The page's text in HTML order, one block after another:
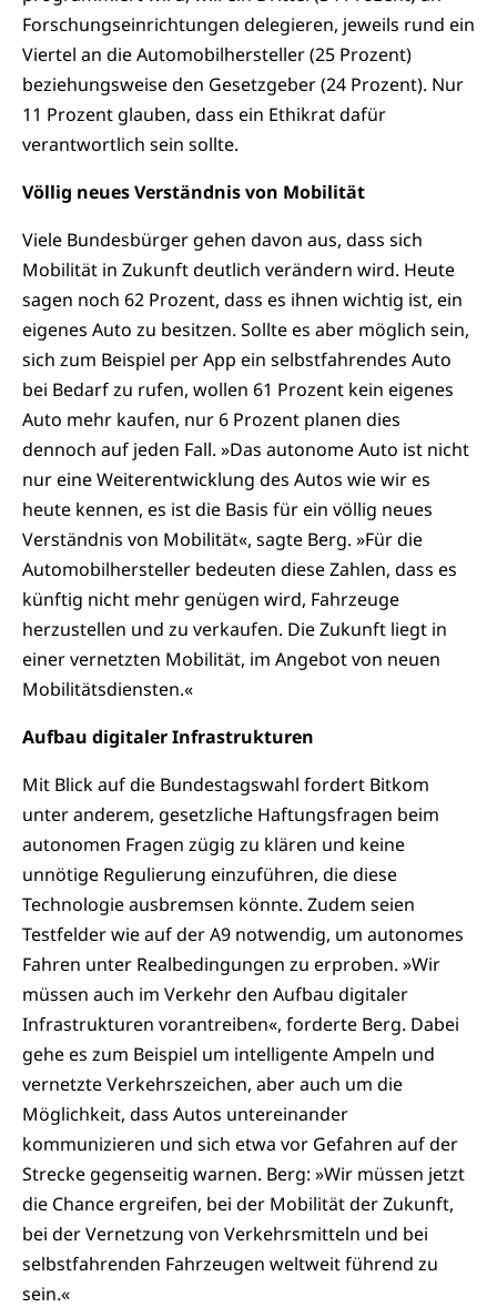
Forschungseinrichtungen delegieren, jeweils rund ein
Viertel an die Automobilhersteller (25 Prozent)
beziehungsweise den Gesetzgeber (24 Prozent). Nur
11 Prozent glauben, dass ein Ethikrat dafür
verantwortlich sein sollte.
Völlig neues Verständnis von Mobilität
Viele Bundesbürger gehen davon aus, dass sich
Mobilität in Zukunft deutlich verändern wird. Heute
sagen noch 62 Prozent, dass es ihnen wichtig ist, ein
eigenes Auto zu besitzen. Sollte es aber möglich sein,
sich zum Beispiel per App ein selbstfahrendes Auto
bei Bedarf zu rufen, wollen 61 Prozent kein eigenes
Auto mehr kaufen, nur 6 Prozent planen dies
dennoch auf jeden Fall. »Das autonome Auto ist nicht
nur eine Weiterentwicklung des Autos wie wir es
heute kennen, es ist die Basis für ein völlig neues
Verständnis von Mobilität«, sagte Berg. »Für die
Automobilhersteller bedeuten diese Zahlen, dass es
künftig nicht mehr genügen wird, Fahrzeuge
herzustellen und zu verkaufen. Die Zukunft liegt in
einer vernetzten Mobilität, im Angebot von neuen
Mobilitätsdiensten.«
Aufbau digitaler Infrastrukturen
Mit Blick auf die Bundestagswahl fordert Bitkom
unter anderem, gesetzliche Haftungsfragen beim
autonomen Fragen zügig zu klären und keine
unnötige Regulierung einzuführen, die diese
Technologie ausbremsen könnte. Zudem seien
Testfelder wie auf der A9 notwendig, um autonomes
Fahren unter Realbedingungen zu erproben. »Wir
müssen auch im Verkehr den Aufbau digitaler
Infrastrukturen vorantreiben«, forderte Berg. Dabei
gehe es zum Beispiel um intelligente Ampeln und
vernetzte Verkehrszeichen, aber auch um die
Möglichkeit, dass Autos untereinander
kommunizieren und sich etwa vor Gefahren auf der
Strecke gegenseitig warnen. Berg: »Wir müssen jetzt
die Chance ergreifen, bei der Mobilität der Zukunft,
bei der Vernetzung von Verkehrsmitteln und bei
selbstfahrenden Fahrzeugen weltweit führend zu
sein.«